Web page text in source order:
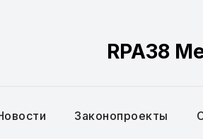
RPA38
Законопроекты